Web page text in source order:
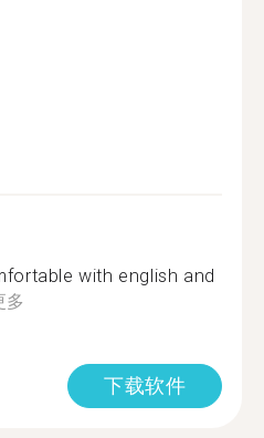
with english and
多
下载软件